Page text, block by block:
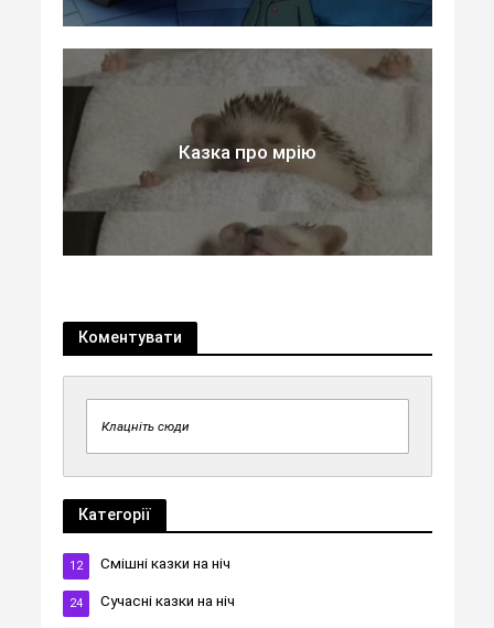
Казка про мрію
Коментувати
Клацніть сюди
Категорії
Cмішні казки на ніч
12
Cучасні казки на ніч
24